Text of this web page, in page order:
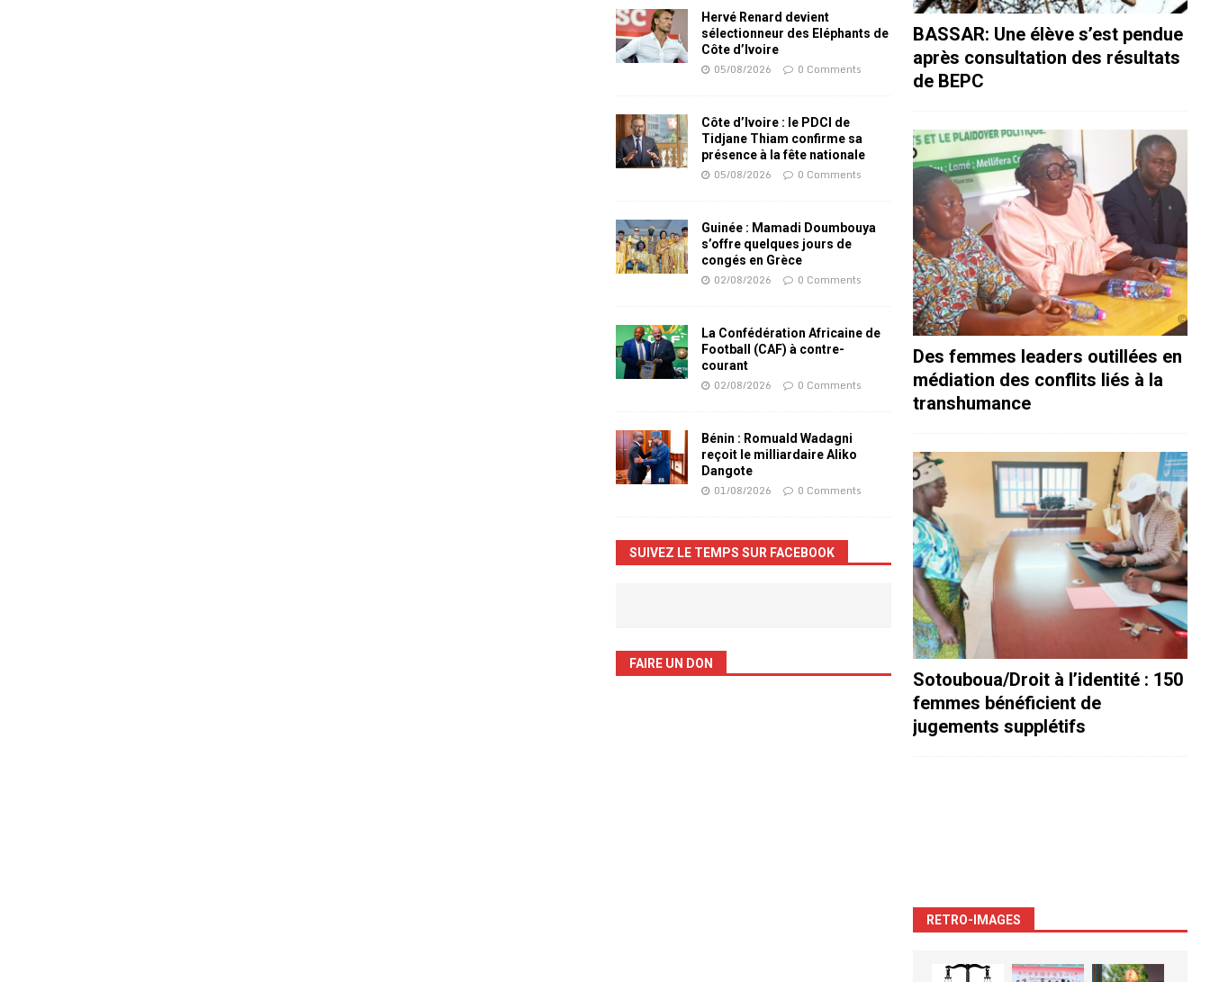
Hervé Renard devient
sélectionneur des Eléphants de
Côte d’Ivoire
05/08/2026 0 Comments
Côte d’Ivoire : le PDCI de
Tidjane Thiam confirme sa
présence à la fête nationale
05/08/2026 0 Comments
Guinée : Mamadi Doumbouya
s’offre quelques jours de
congés en Grèce
02/08/2026 0 Comments
La Confédération Africaine de
Football (CAF) à contre-
courant
02/08/2026 0 Comments
Bénin : Romuald Wadagni
reçoit le milliardaire Aliko
Dangote
01/08/2026 0 Comments
SUIVEZ LE TEMPS SUR FACEBOOK
FAIRE UN DON
BASSAR: Une élève s’est pendue
après consultation des résultats
de BEPC
Des femmes leaders outillées en
médiation des conflits liés à la
transhumance
Sotouboua/Droit à l’identité : 150
femmes bénéficient de
jugements supplétifs
RETRO-IMAGES